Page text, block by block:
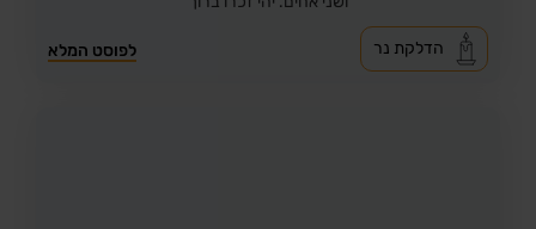
לפוסט המלא הדלקת נר